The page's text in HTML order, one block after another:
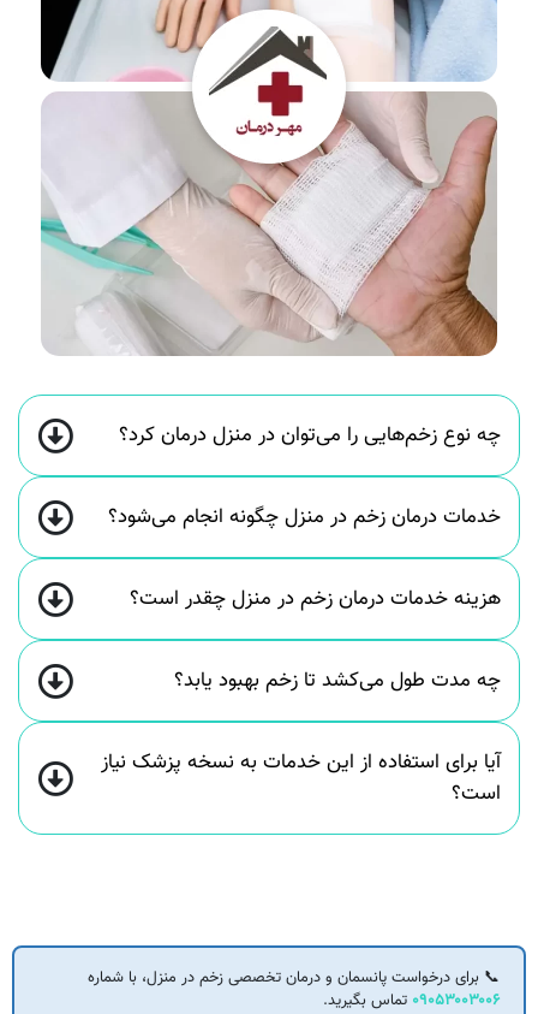
چه نوع زخم‌هایی را می‌توان در منزل درمان کرد؟
خدمات درمان زخم در منزل چگونه انجام می‌شود؟
هزینه خدمات درمان زخم در منزل چقدر است؟
چه مدت طول می‌کشد تا زخم بهبود یابد؟
آیا برای استفاده از این خدمات به نسخه پزشک نیاز
است؟
📞 برای درخواست پانسمان و درمان تخصصی زخم در منزل، با شماره
۰۹۰۵۳۰۰۳۰۰۶ تماس بگیرید.